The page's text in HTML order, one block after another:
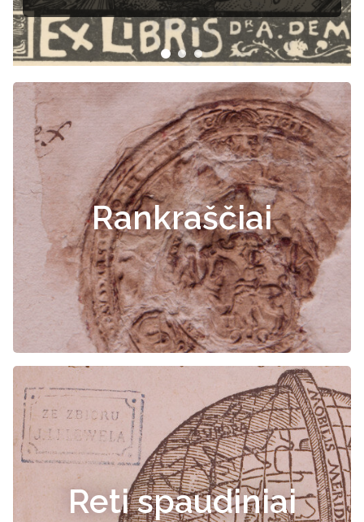
Rankraščiai
Reti spaudiniai